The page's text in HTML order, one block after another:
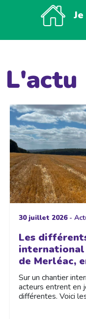
L'actu
30 juillet 2026-
Les
international
de Merléac,
Sur un chantier
acteurs entrent en
différentes. Voici